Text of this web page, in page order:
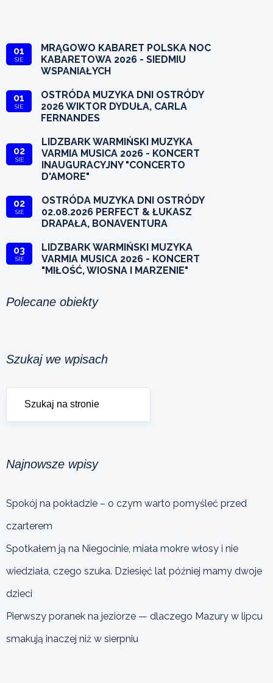
01
SIE
MRĄGOWO KABARET POLSKA NOC
KABARETOWA 2026 - SIEDMIU
WSPANIAŁYCH
01
SIE
OSTRÓDA MUZYKA DNI OSTRÓDY
2026 WIKTOR DYDUŁA, CARLA
FERNANDES
02
SIE
LIDZBARK WARMIŃSKI MUZYKA
VARMIA MUSICA 2026 - KONCERT
INAUGURACYJNY "CONCERTO
D'AMORE"
02
SIE
OSTRÓDA MUZYKA DNI OSTRÓDY
02.08.2026 PERFECT & ŁUKASZ
DRAPAŁA, BONAVENTURA
03
SIE
LIDZBARK WARMIŃSKI MUZYKA
VARMIA MUSICA 2026 - KONCERT
"MIŁOŚĆ, WIOSNA I MARZENIE"
Polecane obiekty
Szukaj we wpisach
Najnowsze wpisy
Spokój na pokładzie – o czym warto pomyśleć przed
czarterem
Spotkałem ją na Niegocinie, miała mokre włosy i nie
wiedziała, czego szuka. Dziesięć lat później mamy dwoje
dzieci
Pierwszy poranek na jeziorze — dlaczego Mazury w lipcu
smakują inaczej niż w sierpniu